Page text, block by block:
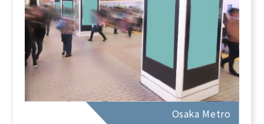
Osaka Metro